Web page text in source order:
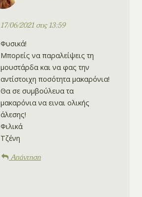
17/06/2021 στις 13:59
Φυσικά!
Μπορείς να παραλείψεις τη
μουστάρδα και να φας την
αντίστοιχη ποσότητα μακαρόνια!
Θα σε συμβούλευα τα
μακαρόνια να ειναι ολικής
άλεσης!
Φιλικά
Τζένη
Απάντηση